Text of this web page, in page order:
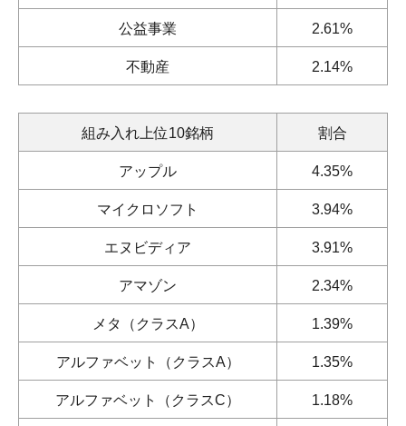
公益事業 2.61%
不動産 2.14%
組み入れ上位10銘柄 割合
アップル 4.35%
マイクロソフト 3.94%
エヌビディア 3.91%
アマゾン 2.34%
メタ（クラスA） 1.39%
アルファベット（クラスA） 1.35%
アルファベット（クラスC） 1.18%